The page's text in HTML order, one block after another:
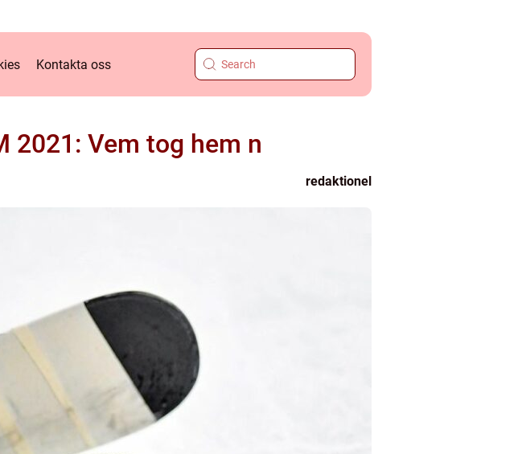
Kontakta oss
2021: Vem tog hem n
redaktionel